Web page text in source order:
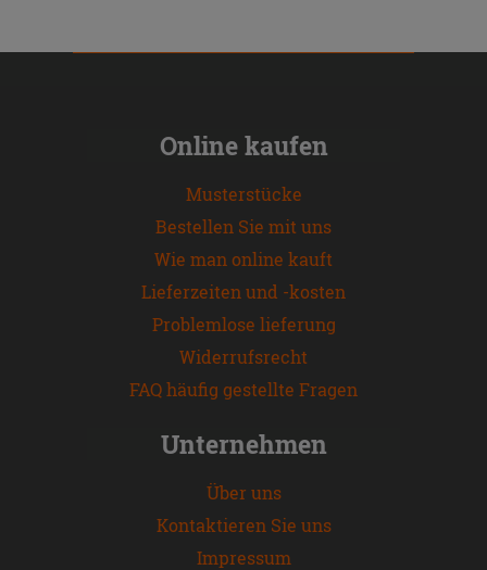
Online kaufen
Musterstücke
Bestellen Sie mit uns
Wie man online kauft
Lieferzeiten und -kosten
Problemlose lieferung
Widerrufsrecht
FAQ häufig gestellte Fragen
Unternehmen
Über uns
Kontaktieren Sie uns
Impressum